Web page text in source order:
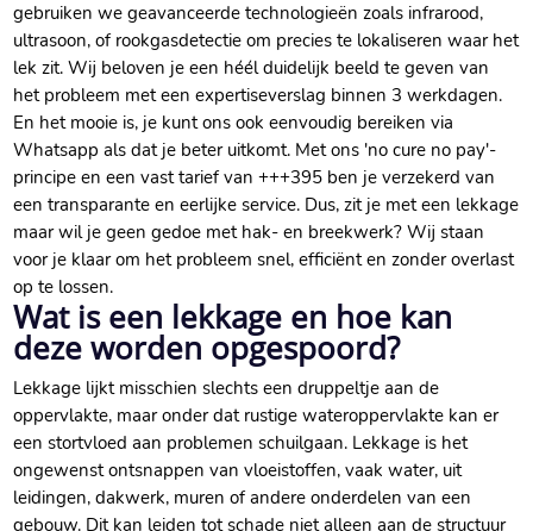
gebruiken we geavanceerde technologieën zoals infrarood,
ultrasoon, of rookgasdetectie om precies te lokaliseren waar het
lek zit. Wij beloven je een héél duidelijk beeld te geven van
het probleem met een expertiseverslag binnen 3 werkdagen.
En het mooie is, je kunt ons ook eenvoudig bereiken via
Whatsapp als dat je beter uitkomt. Met ons 'no cure no pay'-
principe en een vast tarief van +++395 ben je verzekerd van
een transparante en eerlijke service. Dus, zit je met een lekkage
maar wil je geen gedoe met hak- en breekwerk? Wij staan
voor je klaar om het probleem snel, efficiënt en zonder overlast
op te lossen.
Wat is een lekkage en hoe kan
deze worden opgespoord?
Lekkage lijkt misschien slechts een druppeltje aan de
oppervlakte, maar onder dat rustige wateroppervlakte kan er
een stortvloed aan problemen schuilgaan. Lekkage is het
ongewenst ontsnappen van vloeistoffen, vaak water, uit
leidingen, dakwerk, muren of andere onderdelen van een
gebouw. Dit kan leiden tot schade niet alleen aan de structuur